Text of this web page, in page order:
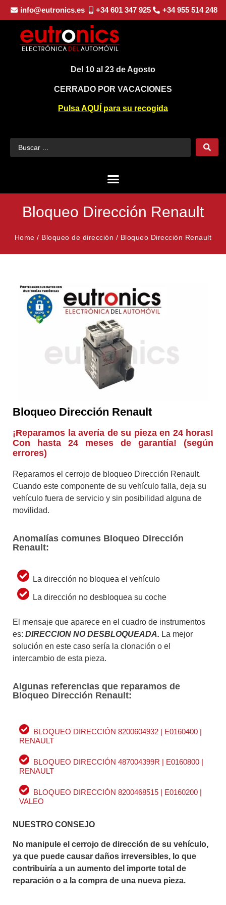
info@eutronics.es +34 601 347 925 +34 955 514 248
Del 10 al 23 de Agosto
CERRADO POR VACACIONES
Pulsa AQUÍ para su recogida
Bloqueo Dirección Renault
Home / Bloqueo de dirección / Bloqueo Dirección Renault
Bloqueo Dirección Renault
¡Reparamos la avería de su pieza en 24 horas!
Con hasta 24 meses de garantía! (según
errores)
Reparamos el cerrojo de bloqueo Dirección Renault.
Cuando este componente de su vehículo falla, deja su
vehículo fuera de servicio y sin posibilidad alguna de
movilidad.
Anomalías comunes Bloqueo Dirección
Renault:
La dirección no bloquea el vehículo
La dirección no desbloquea su coche
El mensaje que aparece en el cuadro de instrumentos
es: DIRECCION NO DESBLOQUEADA. La mejor
solución en este caso sería la clonación o el
intercambio de esta pieza.
Algunas referencias que reparamos de
Bloqueo Dirección Renault:
BLOQUEO DIRECCIÓN 8200604932 | E0160400 |
RENAULT
BLOQUEO DIRECCIÓN 487004399R | E0160800 |
RENAULT
BLOQUEO DIRECCIÓN 8200468515 | E0160200 |
VALEO
NUESTRO CONSEJO
No manipule el cerrojo de dirección de su vehículo,
ya que puede causar daños irreversibles, lo que
contribuiría a un aumento del importe total de
reparación o a la compra de una nueva pieza.